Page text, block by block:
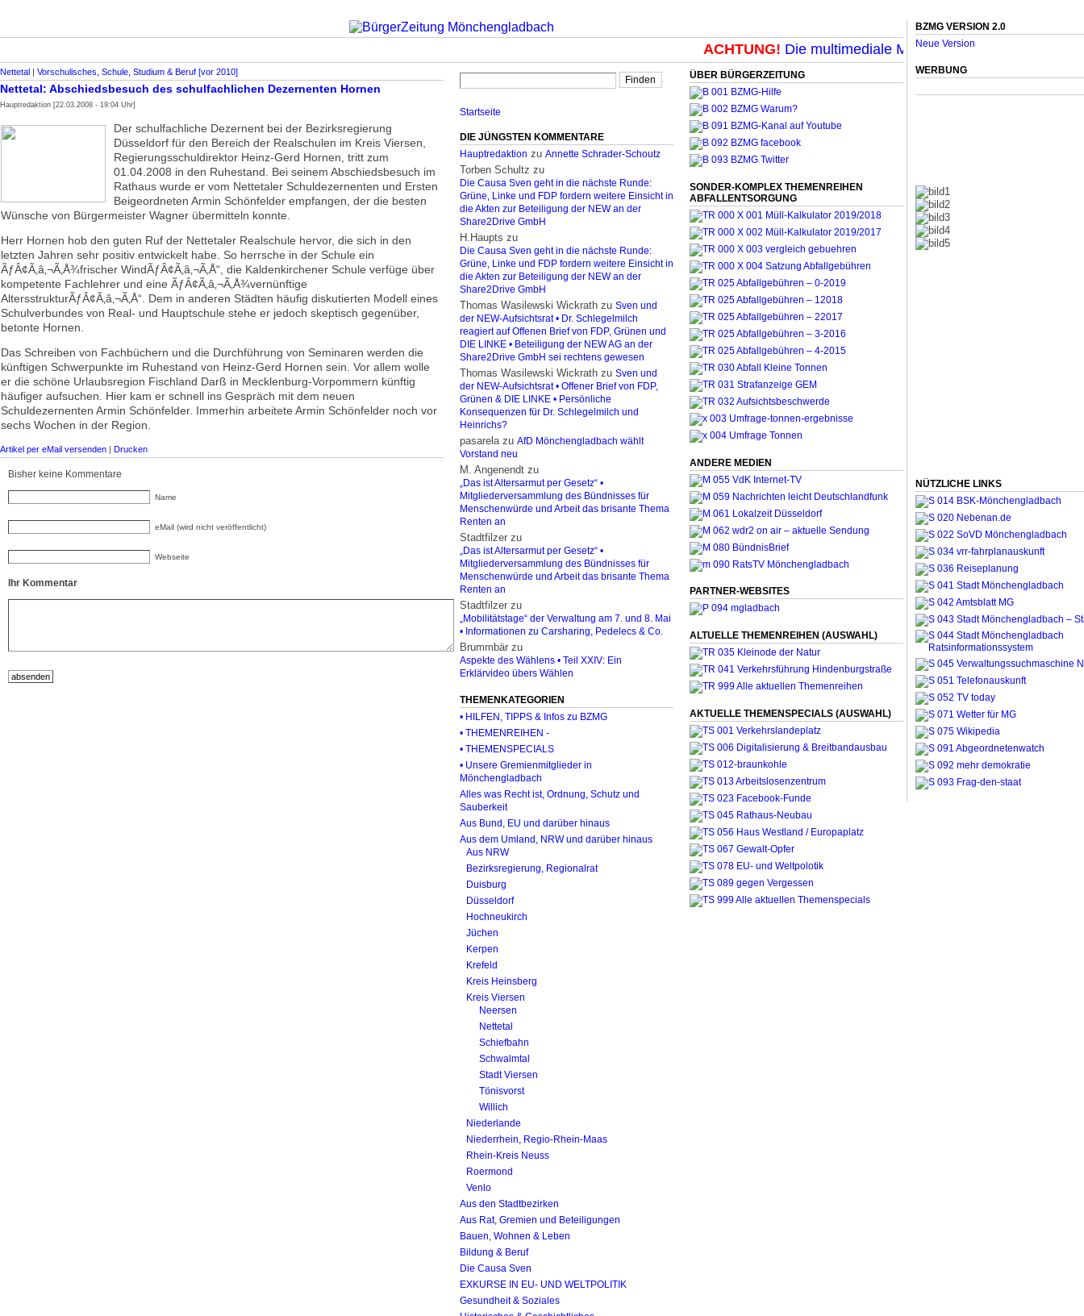
ACHTUNG!Die multimediale Mit-Mach-Zeitung für
Nettetal | Vorschulisches, Schule, Studium & Beruf [vor 2010]
Nettetal: Abschiedsbesuch des schulfachlichen Dezernenten Hornen
Hauptredaktion [22.03.2008 - 19:04 Uhr]
Der schulfachliche Dezernent bei der Bezirksregierung
Düsseldorf für den Bereich der Realschulen im Kreis Viersen,
Regierungsschuldirektor Heinz-Gerd Hornen, tritt zum
01.04.2008 in den Ruhestand. Bei seinem Abschiedsbesuch im
Rathaus wurde er vom Nettetaler Schuldezernenten und Ersten
Beigeordneten Armin Schönfelder empfangen, der die besten
Wünsche von Bürgermeister Wagner übermitteln konnte.
Herr Hornen hob den guten Ruf der Nettetaler Realschule hervor, die sich in den
letzten Jahren sehr positiv entwickelt habe. So herrsche in der Schule ein
ÃƒÂ¢Ã‚â‚¬Ã‚Å¾frischer WindÃƒÂ¢Ã‚â‚¬Ã‚Å“, die Kaldenkirchener Schule verfüge über
kompetente Fachlehrer und eine ÃƒÂ¢Ã‚â‚¬Ã‚Å¾vernünftige
AltersstrukturÃƒÂ¢Ã‚â‚¬Ã‚Å“. Dem in anderen Städten häufig diskutierten Modell eines
Schulverbundes von Real- und Hauptschule stehe er jedoch skeptisch gegenüber,
betonte Hornen.
Das Schreiben von Fachbüchern und die Durchführung von Seminaren werden die
künftigen Schwerpunkte im Ruhestand von Heinz-Gerd Hornen sein. Vor allem wolle
er die schöne Urlaubsregion Fischland Darß in Mecklenburg-Vorpommern künftig
häufiger aufsuchen. Hier kam er schnell ins Gespräch mit dem neuen
Schuldezernenten Armin Schönfelder. Immerhin arbeitete Armin Schönfelder noch vor
sechs Wochen in der Region.
Artikel per eMail versenden | Drucken
Bisher keine Kommentare
Name
eMail (wird nicht veröffentlicht)
Webseite
Ihr Kommentar
Startseite
DIE JÜNGSTEN KOMMENTARE
Hauptredaktion zu Annette Schrader-Schoutz
Torben Schultz zu
Die Causa Sven geht in die nächste Runde:
Grüne, Linke und FDP fordern weitere Einsicht in
die Akten zur Beteiligung der NEW an der
Share2Drive GmbH
H.Haupts zu
Die Causa Sven geht in die nächste Runde:
Grüne, Linke und FDP fordern weitere Einsicht in
die Akten zur Beteiligung der NEW an der
Share2Drive GmbH
Thomas Wasilewski Wickrath zu Sven und
der NEW-Aufsichtsrat • Dr. Schlegelmilch
reagiert auf Offenen Brief von FDP, Grünen und
DIE LINKE • Beteiligung der NEW AG an der
Share2Drive GmbH sei rechtens gewesen
Thomas Wasilewski Wickrath zu Sven und
der NEW-Aufsichtsrat • Offener Brief von FDP,
Grünen & DIE LINKE • Persönliche
Konsequenzen für Dr. Schlegelmilch und
Heinrichs?
pasarelazu AfD Mönchengladbach wählt
Vorstand neu
M. Angenendt zu
„Das ist Altersarmut per Gesetz“ •
Mitgliederversammlung des Bündnisses für
Menschenwürde und Arbeit das brisante Thema
Renten an
Stadtfilzer zu
„Das ist Altersarmut per Gesetz“ •
Mitgliederversammlung des Bündnisses für
Menschenwürde und Arbeit das brisante Thema
Renten an
Stadtfilzer zu
„Mobilitätstage“ der Verwaltung am 7. und 8. Mai
• Informationen zu Carsharing, Pedelecs & Co.
Brummbär zu
Aspekte des Wählens • Teil XXIV: Ein
Erklärvideo übers Wählen
THEMENKATEGORIEN
• HILFEN, TIPPS & Infos zu BZMG
• THEMENREIHEN -
• THEMENSPECIALS
• Unsere Gremienmitglieder in
Mönchengladbach
Alles was Recht ist, Ordnung, Schutz und
Sauberkeit
Aus Bund, EU und darüber hinaus
Aus dem Umland, NRW und darüber hinaus
Aus NRW
Bezirksregierung, Regionalrat
Duisburg
Düsseldorf
Hochneukirch
Jüchen
Kerpen
Krefeld
Kreis Heinsberg
Kreis Viersen
Neersen
Nettetal
Schiefbahn
Schwalmtal
Stadt Viersen
Tönisvorst
Willich
Niederlande
Niederrhein, Regio-Rhein-Maas
Rhein-Kreis Neuss
Roermond
Venlo
Aus den Stadtbezirken
Aus Rat, Gremien und Beteiligungen
Bauen, Wohnen & Leben
Bildung & Beruf
Die Causa Sven
EXKURSE IN EU- UND WELTPOLITIK
Gesundheit & Soziales
ÜBER BÜRGERZEITUNG
SONDER-KOMPLEX THEMENREIHEN
ABFALLENTSORGUNG
ANDERE MEDIEN
PARTNER-WEBSITES
ALTUELLE THEMENREIHEN (AUSWAHL)
AKTUELLE THEMENSPECIALS (AUSWAHL)
BZMG VERSION 2.0
Neue Version
WERBUNG
NÜTZLICHE LINKS